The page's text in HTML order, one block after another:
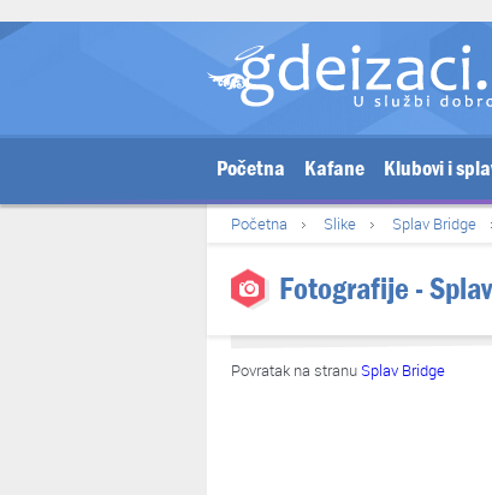
Početna Kafane Klubovi i
Početna Slike Splav Bridge
Fotografije -
Povratak na stranu Splav Bridge